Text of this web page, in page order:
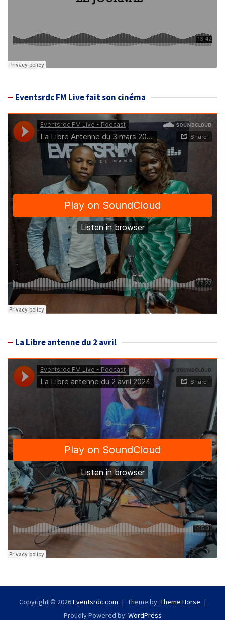
Eventsrdc FM Live fait son cinéma
La Libre antenne du 2 avril
Copyright © 2026Eventsrdc.com Theme by: Theme Horse
Proudly Powered by: WordPress